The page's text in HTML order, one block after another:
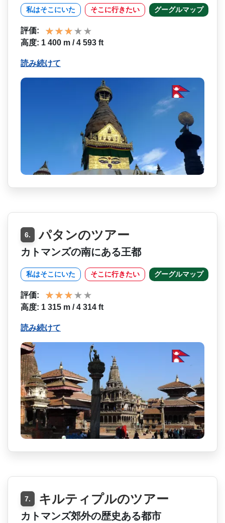
私はそこにいた そこに行きたい グーグルマップ
評価:
高度: 1 400 m / 4 593 ft
読み続けて
6. パタンのツアー
カトマンズの南にある王都
私はそこにいた そこに行きたい グーグルマップ
評価:
高度: 1 315 m / 4 314 ft
読み続けて
7. キルティプルのツアー
カトマンズ郊外の歴史ある都市